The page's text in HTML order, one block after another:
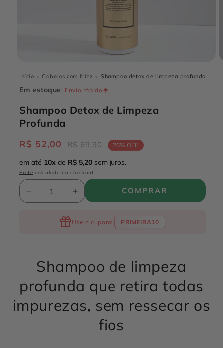
mídia
1
na
Início > Cabelos com frizz > Shampoo detox de limpeza profunda
Em estoque | Envio rápido
Shampoo Detox de Limpeza
Profunda
R$ 52,00
Preço
R$ 69,90 Preço
26% OFF
em até 10x de R$ 5,20 sem juros.
Frete calculado no checkout.
Quantidade
Diminuir
a
quantidade
Limpeza
Profunda
Aumentar
a
quantidade
de
Limpeza
Profunda
COMPRAR
Use o cupom: PRIMEIRA10
Shampoo de limpeza
profunda que retira todas
impurezas, sem ressecar os
fios